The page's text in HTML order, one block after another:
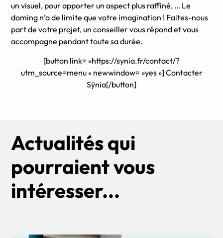
un visuel, pour apporter un aspect plus raffiné, … Le
doming n’a de limite que votre imagination ! Faites-nous
part de votre projet, un conseiller vous répond et vous
accompagne pendant toute sa durée.
[button link= »https://synia.fr/contact/?
utm_source=menu » newwindow= »yes »] Contacter
Sÿnia[/button]
Actualités qui
pourraient vous
intéresser...